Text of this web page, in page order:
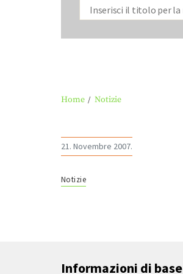
Home Notizie
21. Novembre 2007.
Notizie
Informazioni di base